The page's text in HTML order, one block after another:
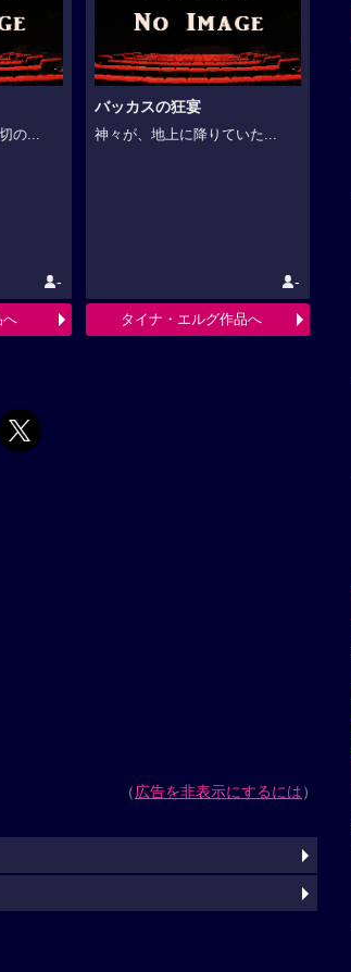
の...
-
へ
バッカスの狂宴
神々が、地上に降りていた...
-
タイナ・エルグ作品へ
（広告を非表示にするには）